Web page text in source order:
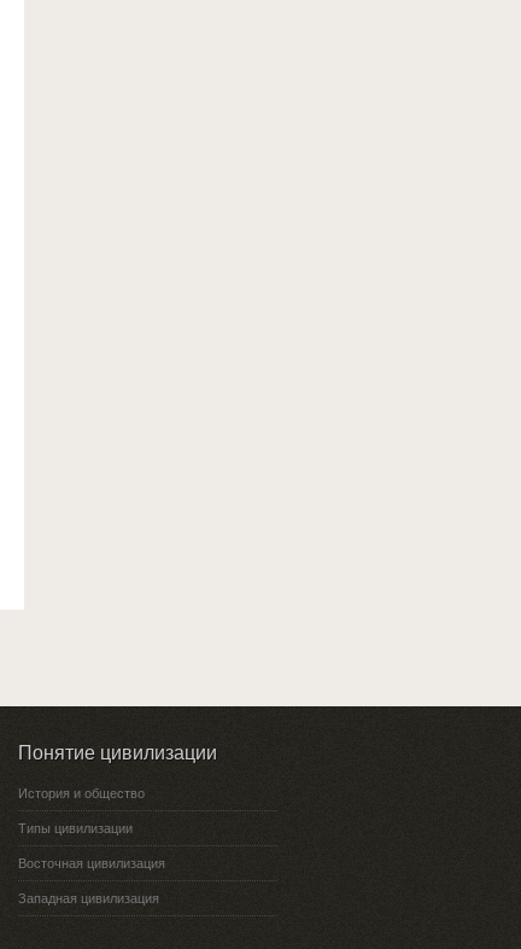
Понятие цивилизации
История и общество
Типы цивилизации
Восточная цивилизация
Западная цивилизация